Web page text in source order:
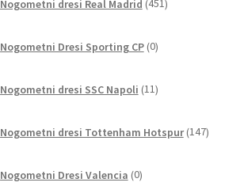
Nogometni dresi Real Madrid 451izdelkov
Nogometni Dresi Sporting CP 0izdelkov
Nogometni dresi SSC Napoli 11izdelkov
Nogometni dresi Tottenham Hotspur 147
Nogometni Dresi Valencia 0izdelkov